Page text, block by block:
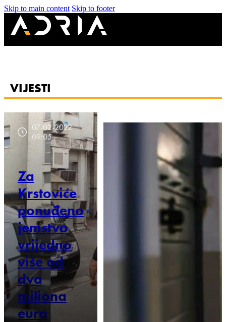
Skip to main content Skip to footer
VIJESTI
07-02-2022
09:05
Za
Krstoviće
ponuđeno
jemstvo
vrijedno
više od
dva
miliona
eura